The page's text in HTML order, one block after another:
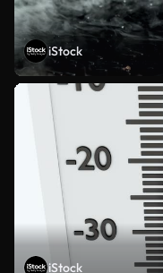
iStock
iStock